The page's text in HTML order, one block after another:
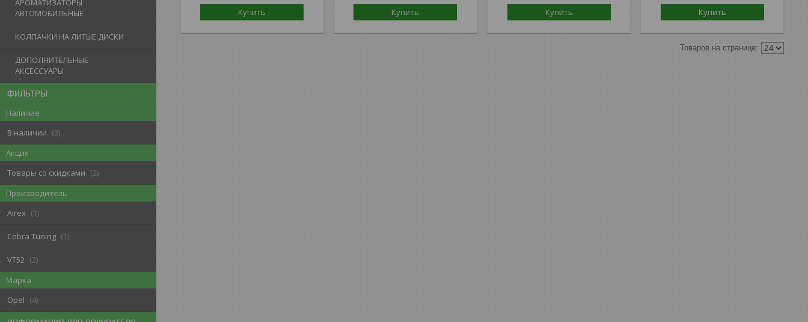
АРОМАТИЗАТОРЫ
АВТОМОБИЛЬНЫЕ
КОЛПАЧКИ НА ЛИТЫЕ ДИСКИ
ДОПОЛНИТЕЛЬНЫЕ
АКСЕССУАРЫ
ФИЛЬТРЫ
Наличие
В наличии
3
Акция
Товары со скидками
2
Производитель
Airex
1
Cobra Tuning 1
VT52
2
Марка
Opel
4
Купить Купить Купить Купить